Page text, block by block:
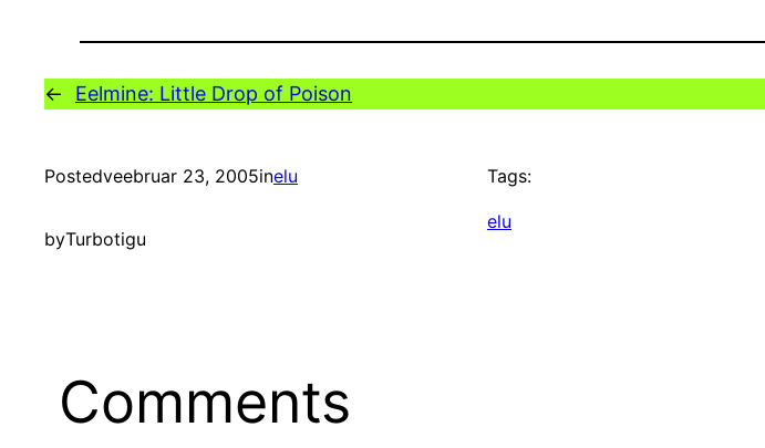
← Eelmine: Little Drop of Poison
Postedveebruar 23, 2005inelu
byTurbotigu
Tags:
elu
Comments